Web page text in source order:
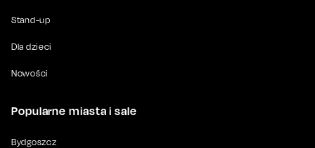
Stand-up
Dla dzieci
Nowości
Popularne miasta i sale
Bydgoszcz